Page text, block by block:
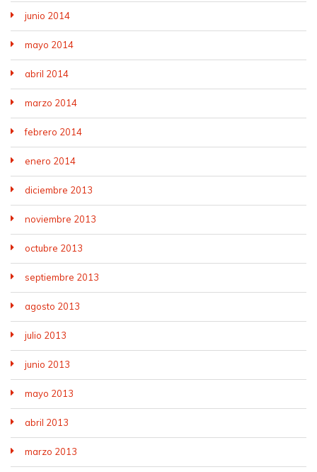
junio 2014
mayo 2014
abril 2014
marzo 2014
febrero 2014
enero 2014
diciembre 2013
noviembre 2013
octubre 2013
septiembre 2013
agosto 2013
julio 2013
junio 2013
mayo 2013
abril 2013
marzo 2013